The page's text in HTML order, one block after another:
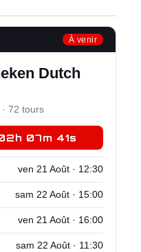
À venir
Dutch
72 tours
07m 41s
ven 21 Août · 12:30
sam 22 Août · 15:00
ven 21 Août · 16:00
sam 22 Août · 11:30